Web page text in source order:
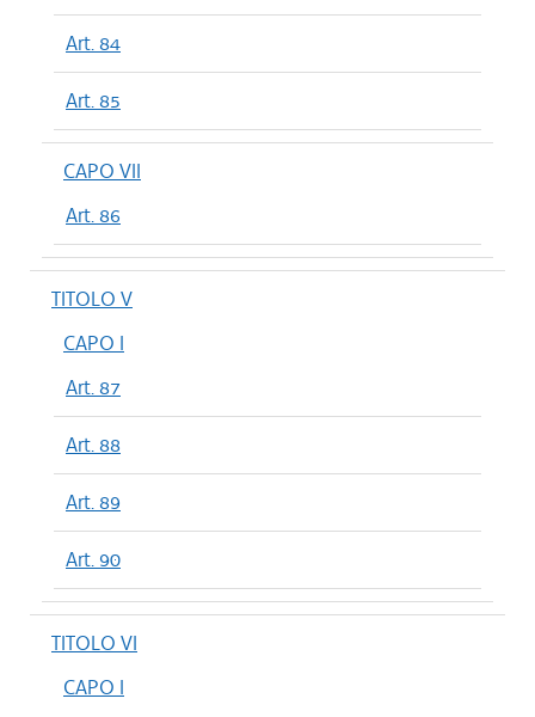
Art. 84
Art. 85
CAPO VII
Art. 86
TITOLO V
CAPO I
Art. 87
Art. 88
Art. 89
Art. 90
TITOLO VI
CAPO I